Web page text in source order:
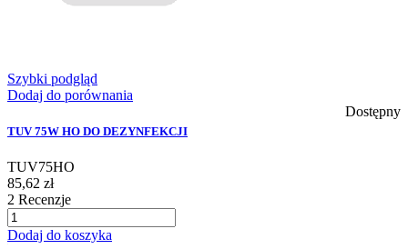
Szybki podgląd
Dodaj do porównania
Dostępny
TUV 75W HO DO DEZYNFEKCJI
TUV75HO
85,62 zł
2 Recenzje
Dodaj do koszyka